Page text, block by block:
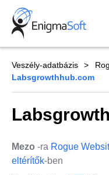
Skip
content
Veszély-adatbázis
Labsgrowthhub.com
Mezo -ra Rogue
eltérítők-ben